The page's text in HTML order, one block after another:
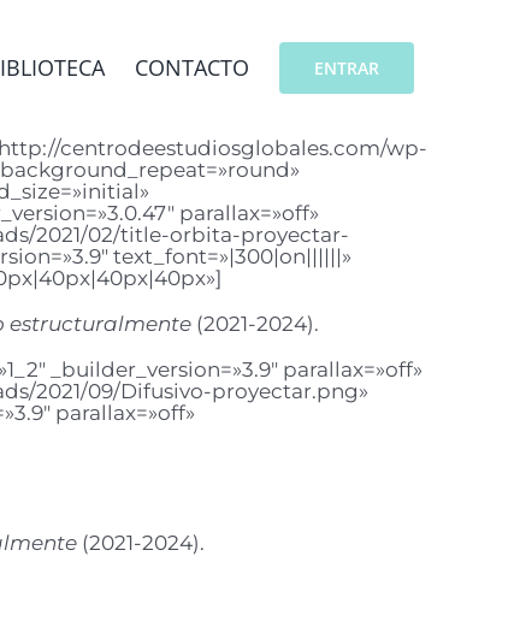
CONTACTO ENTRAR
centrodeestudiosglobales.com/wp-
parallax=»off»
2021/02/title-orbita-proyectar-
text_font=»|300|on||||||»
estructuralmente (2021-2024).
_builder_version=»3.9″ parallax=»off»
2021/09/Difusivo-proyectar.png»
parallax=»off»
(2021-2024).